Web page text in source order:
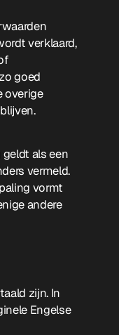
verklaard,
goed
overige
als een
vermeld.
vormt
andere
zijn. In
Engelse